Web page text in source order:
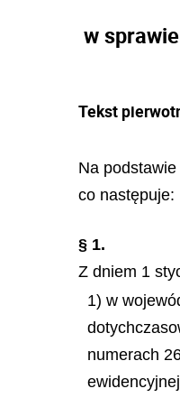
w
Tekst
Na
co następuje:
§ 1.
Z dniem 1
1) w
numerach